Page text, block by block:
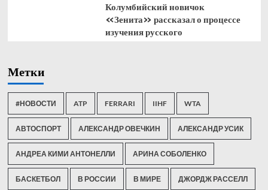
Колумбийский новичок
«Зенита» рассказал о процессе
изучения русского
Метки
#НОВОСТИ ATP FERRARI IIHF WTA
АВТОСПОРТ АЛЕКСАНДР ОВЕЧКИН АЛЕКСАНДР УСИК
АНДРЕА КИМИ АНТОНЕЛЛИ АРИНА СОБОЛЕНКО
БАСКЕТБОЛ В РОССИИ В МИРЕ ДЖОРДЖ РАССЕЛЛ